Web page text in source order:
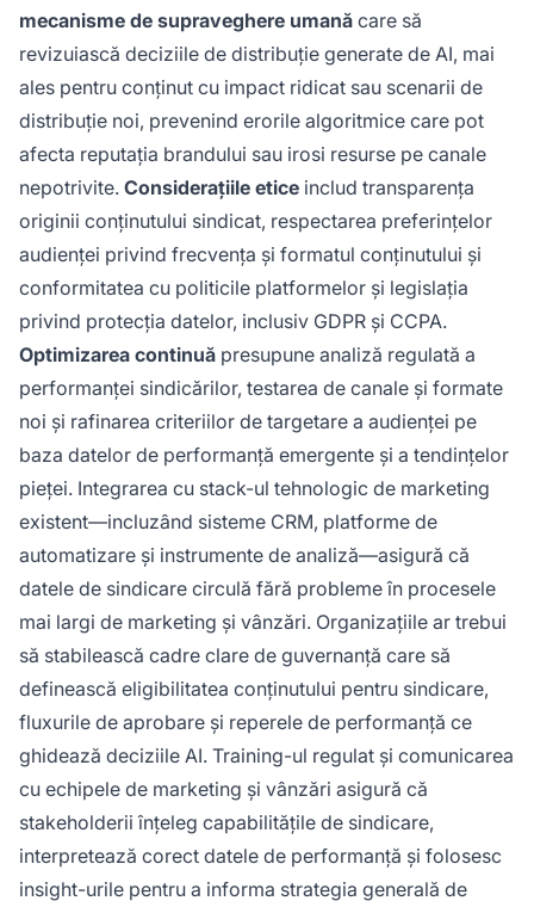
mecanisme de supraveghere umană care să
revizuiască deciziile de distribuție generate de AI, mai
ales pentru conținut cu impact ridicat sau scenarii de
distribuție noi, prevenind erorile algoritmice care pot
afecta reputația brandului sau irosi resurse pe canale
nepotrivite. Considerațiile etice includ transparența
originii conținutului sindicat, respectarea preferințelor
audienței privind frecvența și formatul conținutului și
conformitatea cu politicile platformelor și legislația
privind protecția datelor, inclusiv GDPR și CCPA.
Optimizarea continuă presupune analiză regulată a
performanței sindicărilor, testarea de canale și formate
noi și rafinarea criteriilor de targetare a audienței pe
baza datelor de performanță emergente și a tendințelor
pieței. Integrarea cu stack-ul tehnologic de marketing
existent—incluzând sisteme CRM, platforme de
automatizare și instrumente de analiză—asigură că
datele de sindicare circulă fără probleme în procesele
mai largi de marketing și vânzări. Organizațiile ar trebui
să stabilească cadre clare de guvernanță care să
definească eligibilitatea conținutului pentru sindicare,
fluxurile de aprobare și reperele de performanță ce
ghidează deciziile AI. Training-ul regulat și comunicarea
cu echipele de marketing și vânzări asigură că
stakeholderii înțeleg capabilitățile de sindicare,
interpretează corect datele de performanță și folosesc
insight-urile pentru a informa strategia generală de